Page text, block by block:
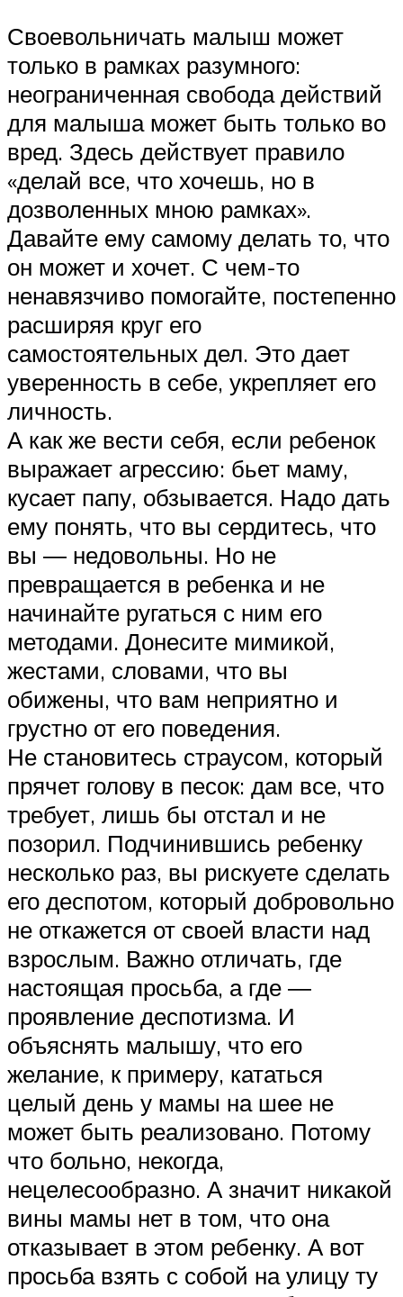
Своевольничать малыш может
только в рамках разумного:
неограниченная свобода действий
для малыша может быть только во
вред. Здесь действует правило
«делай все, что хочешь, но в
дозволенных мною рамках».
Давайте ему самому делать то, что
он может и хочет. С чем-то
ненавязчиво помогайте, постепенно
расширяя круг его
самостоятельных дел. Это дает
уверенность в себе, укрепляет его
личность.
А как же вести себя, если ребенок
выражает агрессию: бьет маму,
кусает папу, обзывается. Надо дать
ему понять, что вы сердитесь, что
вы ― недовольны. Но не
превращается в ребенка и не
начинайте ругаться с ним его
методами. Донесите мимикой,
жестами, словами, что вы
обижены, что вам неприятно и
грустно от его поведения.
Не становитесь страусом, который
прячет голову в песок: дам все, что
требует, лишь бы отстал и не
позорил. Подчинившись ребенку
несколько раз, вы рискуете сделать
его деспотом, который добровольно
не откажется от своей власти над
взрослым. Важно отличать, где
настоящая просьба, а где ―
проявление деспотизма. И
объяснять малышу, что его
желание, к примеру, кататься
целый день у мамы на шее не
может быть реализовано. Потому
что больно, некогда,
нецелесообразно. А значит никакой
вины мамы нет в том, что она
отказывает в этом ребенку. А вот
просьба взять с собой на улицу ту